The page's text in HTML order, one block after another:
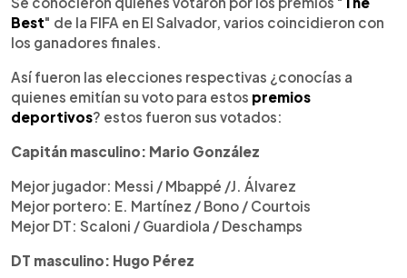
Best" de la FIFA en El Salvador, varios coincidieron con
los ganadores finales.
Así fueron las elecciones respectivas ¿conocías a
quienes emitían su voto para estos premios
deportivos? estos fueron sus votados:
Capitán masculino: Mario González
Mejor jugador: Messi / Mbappé /J. Álvarez
Mejor portero: E. Martínez / Bono / Courtois
Mejor DT: Scaloni / Guardiola / Deschamps
DT masculino: Hugo Pérez